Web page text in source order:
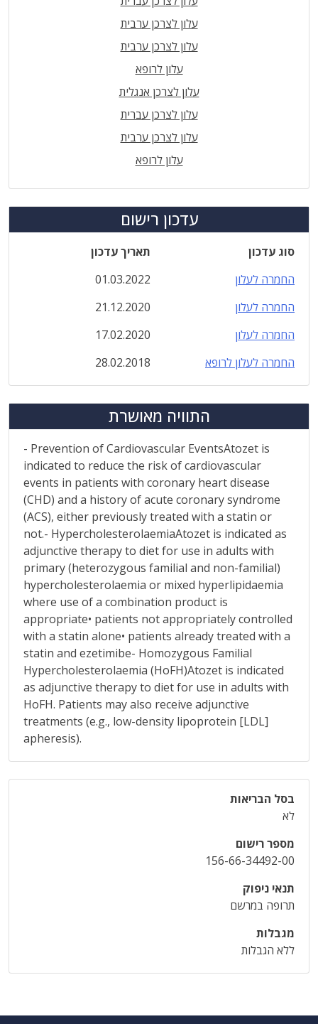
עלון לצרכן ערבית
עלון לצרכן ערבית
עלון לרופא
עלון לצרכן אנגלית
עלון לצרכן עברית
עלון לצרכן ערבית
עלון לרופא
עדכון רישום
סוג עדכון
תאריך עדכון
החמרה לעלון
01.03.2022
החמרה לעלון
21.12.2020
החמרה לעלון
17.02.2020
החמרה לעלון לרופא
28.02.2018
התוויה מאושרת
- Prevention of Cardiovascular EventsAtozet is
indicated to reduce the risk of cardiovascular
events in patients with coronary heart disease
(CHD) and a history of acute coronary syndrome
(ACS), either previously treated with a statin or
not.- HypercholesterolaemiaAtozet is indicated as
adjunctive therapy to diet for use in adults with
primary (heterozygous familial and non-familial)
hypercholesterolaemia or mixed hyperlipidaemia
where use of a combination product is
appropriate• patients not appropriately controlled
with a statin alone• patients already treated with a
statin and ezetimibe- Homozygous Familial
Hypercholesterolaemia (HoFH)Atozet is indicated
as adjunctive therapy to diet for use in adults with
HoFH. Patients may also receive adjunctive
treatments (e.g., low-density lipoprotein [LDL]
apheresis).
בסל הבריאות
לא
מספר רישום
156-66-34492-00
תנאי ניפוק
תרופה במרשם
מגבלות
ללא הגבלות